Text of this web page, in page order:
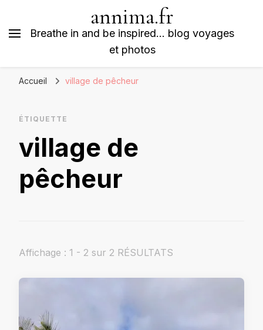
annima.fr
Breathe in and be inspired… blog voyages
et photos
Accueil village de pêcheur
ÉTIQUETTE
village de
pêcheur
Affichage : 1 - 2 sur 2 RÉSULTATS